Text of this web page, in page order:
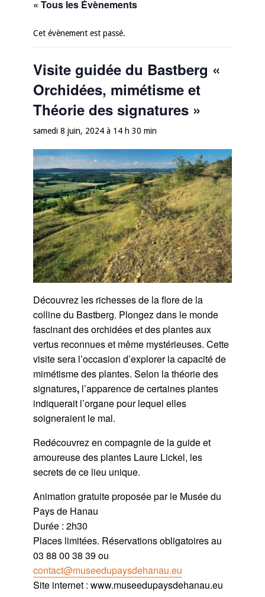
« Tous les Évènements
Cet évènement est passé.
Visite guidée du Bastberg «
Orchidées, mimétisme et
Théorie des signatures »
samedi 8 juin, 2024 à 14 h 30 min
Découvrez les richesses de la flore de la
colline du Bastberg. Plongez dans le monde
fascinant des orchidées et des plantes aux
vertus reconnues et même mystérieuses. Cette
visite sera l’occasion d’explorer la capacité de
mimétisme des plantes. Selon la théorie des
signatures, l’apparence de certaines plantes
indiquerait l’organe pour lequel elles
soigneraient le mal.
Redécouvrez en compagnie de la guide et
amoureuse des plantes Laure Lickel, les
secrets de ce lieu unique.
Animation gratuite proposée par le Musée du
Pays de Hanau
Durée : 2h30
Places limitées. Réservations obligatoires au
03 88 00 38 39 ou
contact@museedupaysdehanau.eu
Site internet : www.museedupaysdehanau.eu